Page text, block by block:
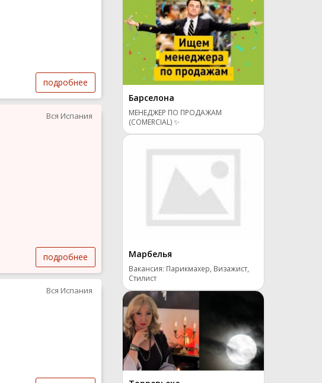
подробнее
Вся Испания
подробнее
Вся Испания
Барселона
МЕНЕДЖЕР ПО ПРОДАЖАМ
(COMERCIAL) ✨
Марбелья
Вакансия: Парикмахер, Визажист,
Стилист